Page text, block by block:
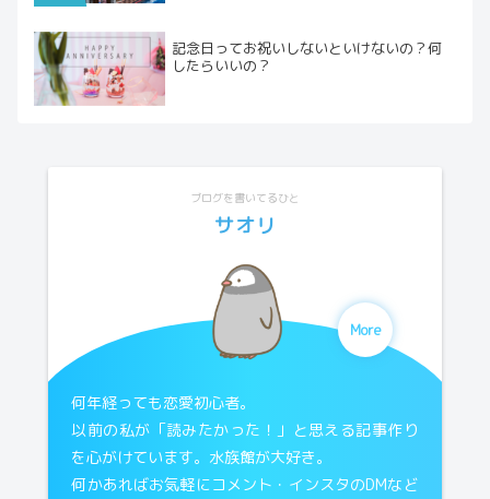
記念日ってお祝いしないといけないの？何
したらいいの？
ブログを書いてるひと
サオリ
何年経っても恋愛初心者。
以前の私が「読みたかった！」と思える記事作り
を心がけています。水族館が大好き。
何かあればお気軽にコメント・インスタのDMなど
More